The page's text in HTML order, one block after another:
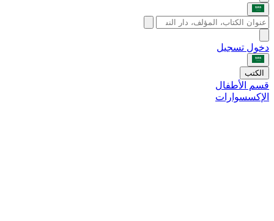
دخول تسجيل
الكتب
قسم الأطفال
الإكسسوارات